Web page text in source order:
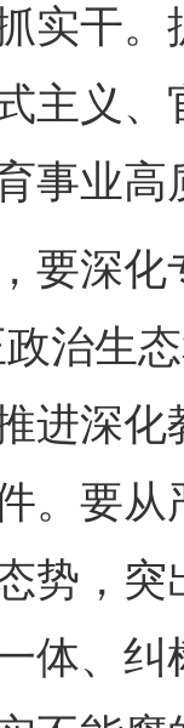
实干
主义
事业高
深化
治生
进深
。要
势，
体、